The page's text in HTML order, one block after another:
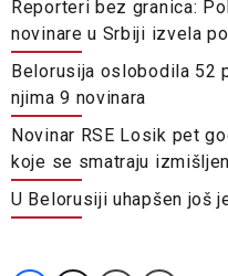
Reporteri bez granica:
novinare u Srbiji izvela
Belorusija oslobodila 52
njima 9 novinara
Novinar RSE Losik pet
koje se smatraju
U Belorusiji uhapšen još